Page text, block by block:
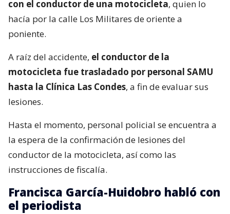
con el conductor de una motocicleta, quien lo
hacía por la calle Los Militares de oriente a
poniente.
A raíz del accidente, el conductor de la
motocicleta fue trasladado por personal SAMU
hasta la Clínica Las Condes, a fin de evaluar sus
lesiones.
Hasta el momento, personal policial se encuentra a
la espera de la confirmación de lesiones del
conductor de la motocicleta, así como las
instrucciones de fiscalía.
Francisca García-Huidobro habló con
el periodista